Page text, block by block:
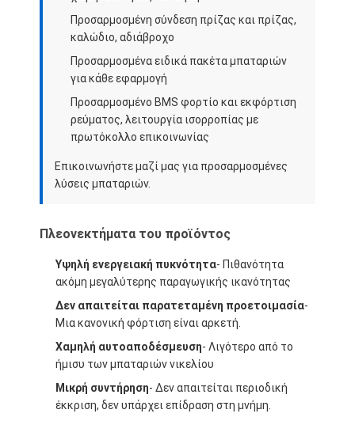
Συσκευή μπαταριών LiFePO4
BMS PCB PCM
Προσαρμοσμένη μπαταρία
Ηλεκτρικές μπαταρίες UPS
Επαναφορτιζόμενη μπαταρία ιόντων λιθίου
Προσαρμοσμένη σύνδεση πρίζας και πρίζας,
καλώδιο, αδιάβροχο
Προσαρμοσμένα ειδικά πακέτα μπαταριών
για κάθε εφαρμογή
Προσαρμοσμένο BMS φορτίο και εκφόρτιση
ρεύματος, λειτουργία ισορροπίας με
πρωτόκολλο επικοινωνίας
Επικοινωνήστε μαζί μας για προσαρμοσμένες
λύσεις μπαταριών.
Πλεονεκτήματα του προϊόντος
Υψηλή ενεργειακή πυκνότητα- Πιθανότητα
ακόμη μεγαλύτερης παραγωγικής ικανότητας
Δεν απαιτείται παρατεταμένη προετοιμασία-
Μια κανονική φόρτιση είναι αρκετή.
Χαμηλή αυτοαποδέσμευση- Λιγότερο από το
ήμισυ των μπαταριών νικελίου
Μικρή συντήρηση- Δεν απαιτείται περιοδική
έκκριση, δεν υπάρχει επίδραση στη μνήμη.